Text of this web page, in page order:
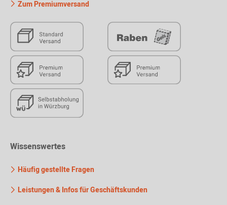
Zum Premiumversand
Wissenswertes
Häufig gestellte Fragen
Leistungen & Infos für Geschäftskunden